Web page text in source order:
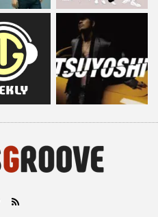
Twitter